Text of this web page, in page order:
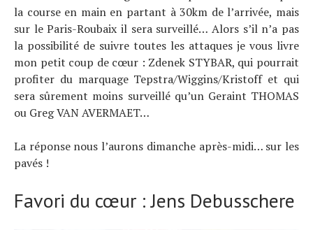
la course en main en partant à 30km de l’arrivée, mais
sur le Paris-Roubaix il sera surveillé… Alors s’il n’a pas
la possibilité de suivre toutes les attaques je vous livre
mon petit coup de cœur : Zdenek STYBAR, qui pourrait
profiter du marquage Tepstra/Wiggins/Kristoff et qui
sera sûrement moins surveillé qu’un Geraint THOMAS
ou Greg VAN AVERMAET…
La réponse nous l’aurons dimanche après-midi… sur les
pavés !
Favori du cœur : Jens Debusschere
Technologies
Tests de produits
Tous nos articles